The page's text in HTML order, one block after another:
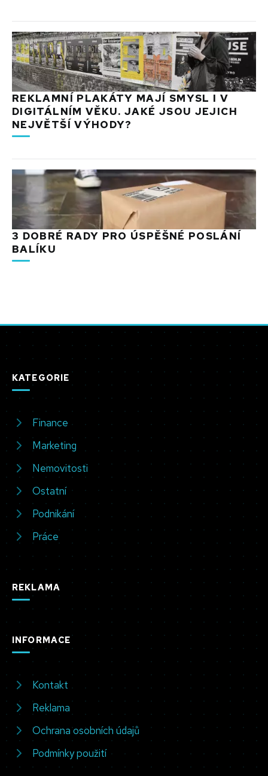
REKLAMNÍ PLAKÁTY MAJÍ SMYSL I V
DIGITÁLNÍM VĚKU. JAKÉ JSOU JEJICH
NEJVĚTŠÍ VÝHODY?
3 DOBRÉ RADY PRO ÚSPĚŠNÉ POSLÁNÍ
BALÍKU
KATEGORIE
Finance
Marketing
Nemovitosti
Ostatní
Podnikání
Práce
REKLAMA
INFORMACE
Kontakt
Reklama
Ochrana osobních údajů
Podmínky použití